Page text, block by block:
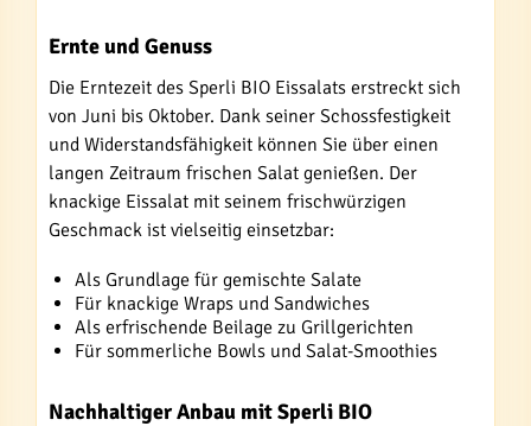
Ernte und Genuss
Die Erntezeit des Sperli BIO Eissalats erstreckt sich
von Juni bis Oktober. Dank seiner Schossfestigkeit
und Widerstandsfähigkeit können Sie über einen
langen Zeitraum frischen Salat genießen. Der
knackige Eissalat mit seinem frischwürzigen
Geschmack ist vielseitig einsetzbar:
Als Grundlage für gemischte Salate
Für knackige Wraps und Sandwiches
Als erfrischende Beilage zu Grillgerichten
Für sommerliche Bowls und Salat-Smoothies
Nachhaltiger Anbau mit Sperli BIO